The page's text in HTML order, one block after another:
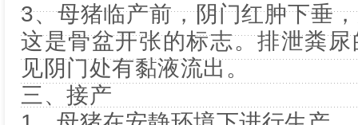
3、母猪临产前，阴门红肿下垂
这是骨盆开张的标志。排泄粪
见阴门处有黏液流出。
三、接产